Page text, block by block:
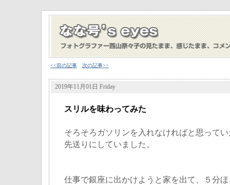
<<前の記事 次の記事>>
2019年11月01日 Friday
スリルを味わってみた
そろそろガソリンを入れなければと思って
先送りにしていました。
仕事で銀座に出かけようと家を出て、５分